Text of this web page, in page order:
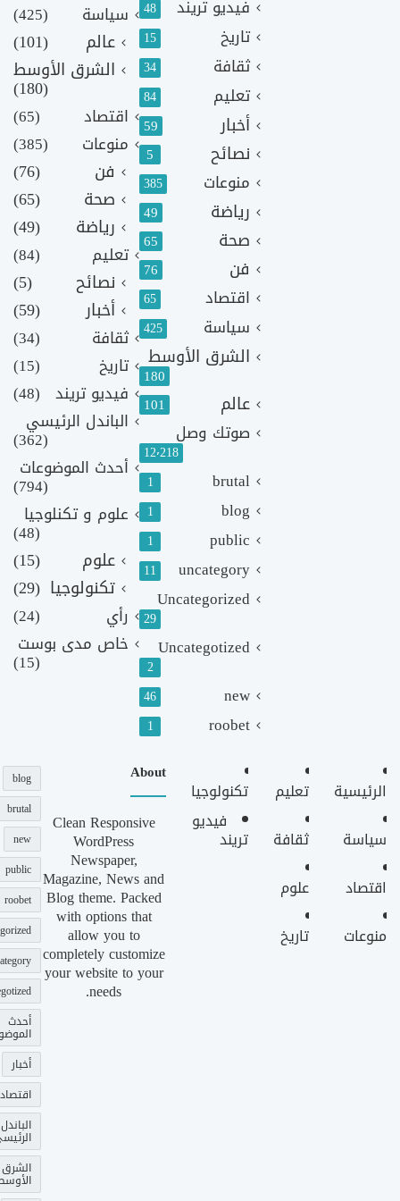
فيديو تريند 48
تاريخ 15
ثقافة 34
تعليم 84
أخبار 59
نصائح 5
منوعات 385
رياضة 49
صحة 65
فن 76
اقتصاد 65
سياسة 425
الشرق الأوسط
180
عالم 101
صوتك وصل
12٬218
brutal
1
blog
1
public
1
uncategory
11
Uncategorized
29
Uncategotized
2
new
46
roobet
1
سياسة
(425)
عالم
(101)
الشرق الأوسط
(180)
اقتصاد
(65)
منوعات
(385)
فن
(76)
صحة
(65)
رياضة
(49)
تعليم (84)
نصائح
(5)
أخبار
(59)
ثقافة
(34)
تاريخ
(15)
فيديو تريند (48)
الباندل الرئيسي
(362)
أحدث الموضوعات
(794)
علوم و تكنلوجيا
(48)
علوم
(15)
تكنولوجيا (29)
رأي
(24)
خاص مدى بوست
(15)
الرئيسية
سياسة
اقتصاد
منوعات
تعليم
ثقافة
علوم
تاريخ
تكنولوجيا
فيديو
تريند
About
Clean Responsive
WordPress
Newspaper,
Magazine, News and
Blog theme. Packed
with options that
allow you to
completely customize
your website to your
needs.
blog
brutal
new
public
roobet
أحدث
أخبار
اقتصاد
الباندل
الشرق